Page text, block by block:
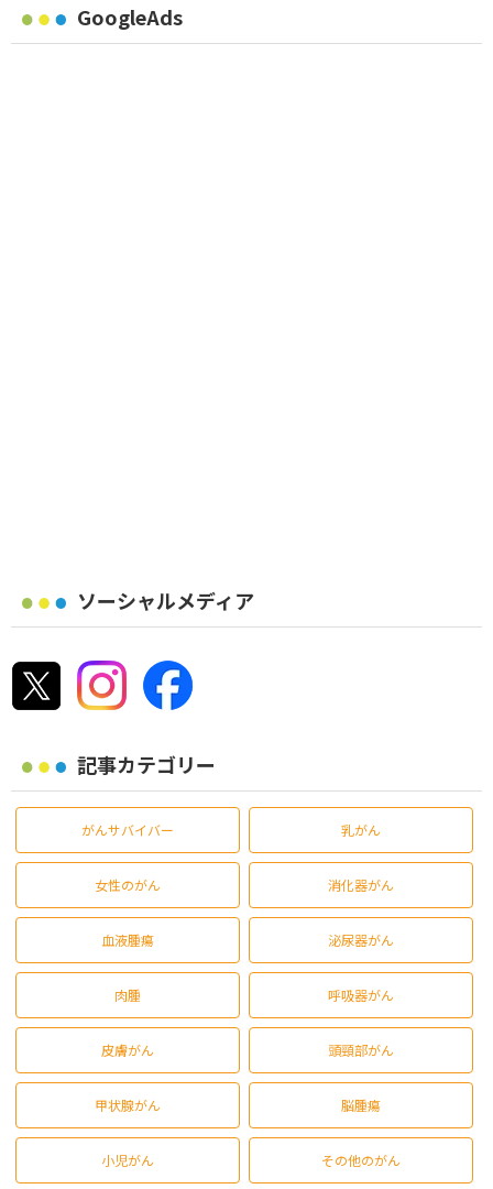
GoogleAds
ソーシャルメディア
記事カテゴリー
がんサバイバー 乳がん
女性のがん 消化器がん
血液腫瘍 泌尿器がん
肉腫 呼吸器がん
皮膚がん 頭頸部がん
甲状腺がん 脳腫瘍
小児がん その他のがん